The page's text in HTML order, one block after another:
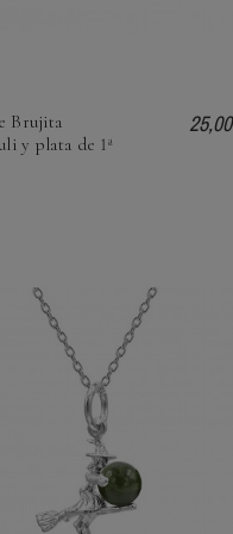
Brujita
y plata de 1ª